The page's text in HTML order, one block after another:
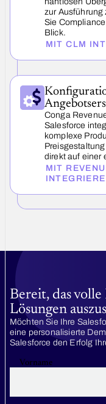
zur Ausführung
Sie
Blick.
MIT CLM
Conga
Salesforce
komplexe
direkt auf einer
MIT
Bereit, das
Lösungen
Möchten Sie Ihre
eine personalisierte
Salesforce den Erfolg
Vorname